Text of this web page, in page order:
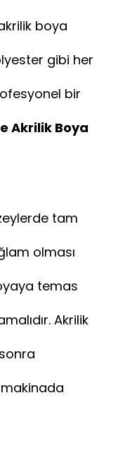
boya
gibi her
bir
Akrilik Boya
tam
olması
temas
Akrilik